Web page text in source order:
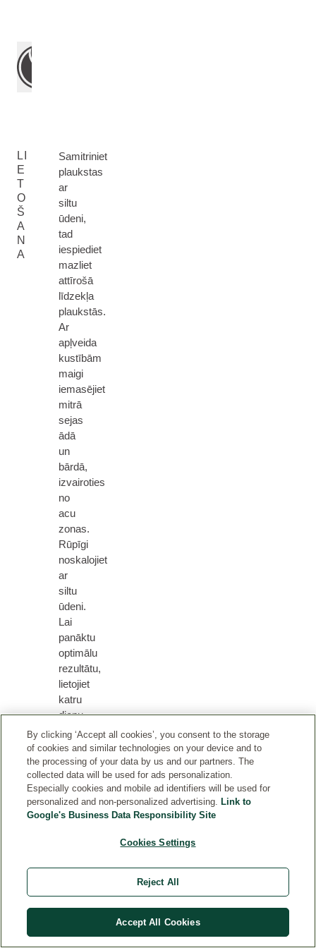
LI
E
T
O
Š
A
N
A
Samitriniet
plaukstas
ar
siltu
ūdeni,
tad
iespiediet
mazliet
attīrošā
līdzekļa
plaukstās.
Ar
apļveida
kustībām
maigi
iemasējiet
mitrā
sejas
ādā
un
bārdā,
izvairoties
no
acu
zonas.
Rūpīgi
noskalojiet
ar
siltu
ūdeni.
Lai
panāktu
optimālu
rezultātu,
lietojiet
katru
dienu
no
rīta
un
vakarā.
By clicking ‘Accept all cookies’, you consent to the storage
of cookies and similar technologies on your device and to
the processing of your data by us and our partners. The
collected data will be used for ads personalization.
Especially cookies and mobile ad identifiers will be used for
personalized and non-personalized advertising. Link to
Google's Business Data Responsibility Site
Cookies Settings
Reject All
Accept All Cookies